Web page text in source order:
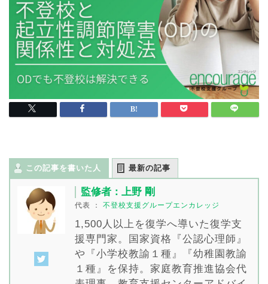
この記事を書いた人 最新の記事
監修者：上野 剛
代表 ： 不登校支援グループエンカレッジ
1,500人以上を復学へ導いた復学支
援専門家。国家資格『公認心理師』
や『小学校教諭１種』『幼稚園教諭
１種』を保持。家庭教育推進協会代